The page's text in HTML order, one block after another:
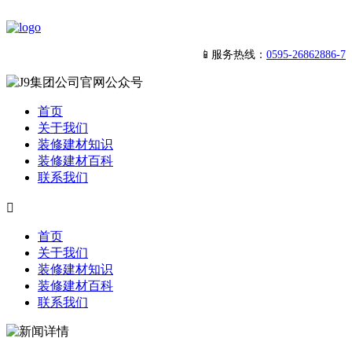
📱服务热线： 0595-26862886-7
首页
关于我们
装修建材知识
装修建材百科
联系我们

首页
关于我们
装修建材知识
装修建材百科
联系我们